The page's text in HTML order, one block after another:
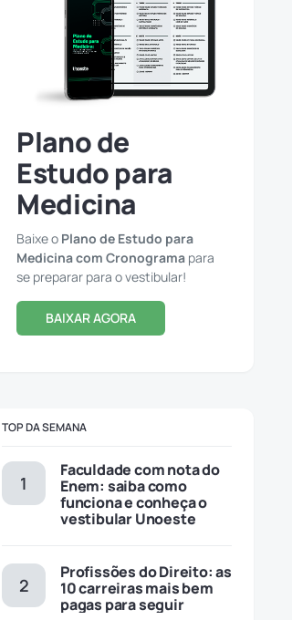
Plano de
Estudo para
Medicina
Baixe o Plano de Estudo para
Medicina com Cronograma
se preparar para o vestibular!
BAIXAR AGORA
TOP DA SEMANA
Faculdade com nota do
Enem: saiba como
funciona e conheça o
vestibular Unoeste
Profissões do Direito: as
10 carreiras mais bem
pagas para seguir